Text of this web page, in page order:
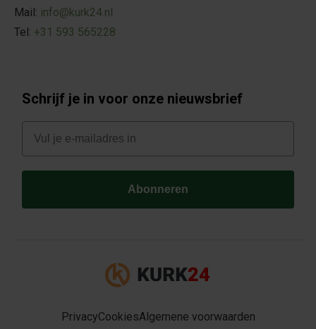
Mail: info@kurk24.nl
Tel: +31 593 565228
Schrijf je in voor onze nieuwsbrief
E-mail
Abonneren
PrivacyCookiesAlgemene voorwaarden